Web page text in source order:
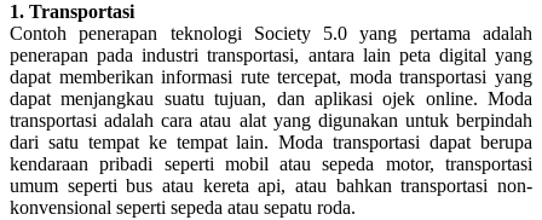
1. Transportasi
Contoh penerapan teknologi Society 5.0 yang pertama adalah
penerapan pada industri transportasi, antara lain peta digital yang
dapat memberikan informasi rute tercepat, moda transportasi yang
dapat menjangkau suatu tujuan, dan aplikasi ojek online. Moda
transportasi adalah cara atau alat yang digunakan untuk berpindah
dari satu tempat ke tempat lain. Moda transportasi dapat berupa
kendaraan pribadi seperti mobil atau sepeda motor, transportasi
umum seperti bus atau kereta api, atau bahkan transportasi non-
konvensional seperti sepeda atau sepatu roda.